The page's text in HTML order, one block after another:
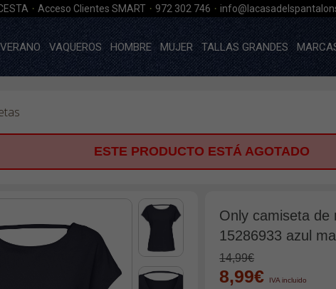
· Acceso Clientes SMART · 972 302 746 ·
VAQUEROS HOMBRE MUJER TALLAS GRANDES
ESTE PRODUCTO ESTÁ AGOTADO
Only camiseta de
15286933 azul
14,99€
8,99€ IVA incluido